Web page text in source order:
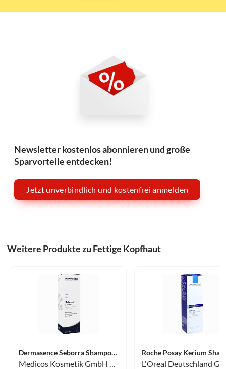
Newsletter kostenlos abonnieren und große
Sparvorteile entdecken!
Jetzt unverbindlich und kostenfrei anmelden
Weitere Produkte zu Fettige Kopfhaut
Dermasence Seborra Shampoo 200 ml
Medicos Kosmetik GmbH & Co. KG
L'Oreal Deutschland